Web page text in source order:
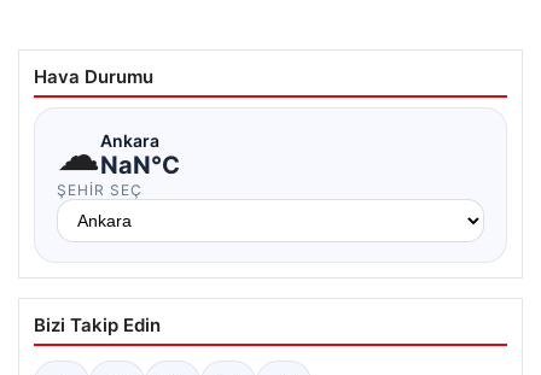
Hava Durumu
☁Ankara
NaN°C
ŞEHIR SEÇ
Bizi Takip Edin